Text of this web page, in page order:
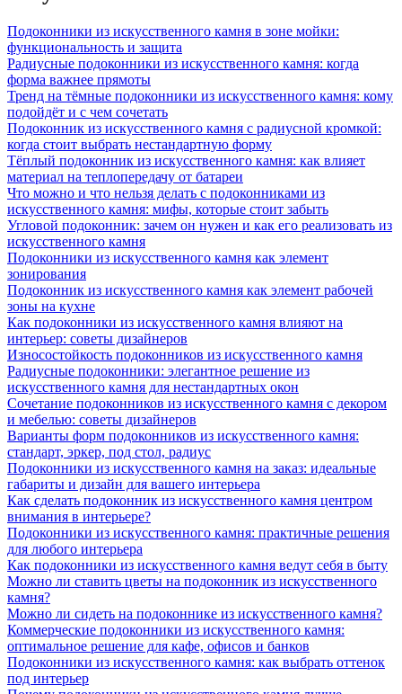
Подоконники из искусственного камня в зоне мойки:
функциональность и защита
Радиусные подоконники из искусственного камня: когда
форма важнее прямоты
Тренд на тёмные подоконники из искусственного камня: кому
подойдёт и с чем сочетать
Подоконник из искусственного камня с радиусной кромкой:
когда стоит выбрать нестандартную форму
Тёплый подоконник из искусственного камня: как влияет
материал на теплопередачу от батареи
Что можно и что нельзя делать с подоконниками из
искусственного камня: мифы, которые стоит забыть
Угловой подоконник: зачем он нужен и как его реализовать из
искусственного камня
Подоконники из искусственного камня как элемент
зонирования
Подоконник из искусственного камня как элемент рабочей
зоны на кухне
Как подоконники из искусственного камня влияют на
интерьер: советы дизайнеров
Износостойкость подоконников из искусственного камня
Радиусные подоконники: элегантное решение из
искусственного камня для нестандартных окон
Сочетание подоконников из искусственного камня с декором
и мебелью: советы дизайнеров
Варианты форм подоконников из искусственного камня:
стандарт, эркер, под стол, радиус
Подоконники из искусственного камня на заказ: идеальные
габариты и дизайн для вашего интерьера
Как сделать подоконник из искусственного камня центром
внимания в интерьере?
Подоконники из искусственного камня: практичные решения
для любого интерьера
Как подоконники из искусственного камня ведут себя в быту
Можно ли ставить цветы на подоконник из искусственного
камня?
Можно ли сидеть на подоконнике из искусственного камня?
Коммерческие подоконники из искусственного камня:
оптимальное решение для кафе, офисов и банков
Подоконники из искусственного камня: как выбрать оттенок
под интерьер